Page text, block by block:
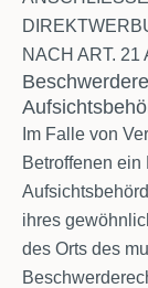
NACH ART. 21
Im Falle von
Betroffenen
ihres
des Orts des